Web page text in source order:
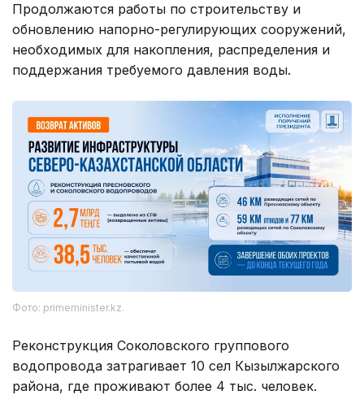
Продолжаются работы по строительству и
обновлению напорно-регулирующих сооружений,
необходимых для накопления, распределения и
поддержания требуемого давления воды.
Фото: primeminister.kz.
Реконструкция Соколовского группового
водопровода затрагивает 10 сел Кызылжарского
района, где проживают более 4 тыс. человек.